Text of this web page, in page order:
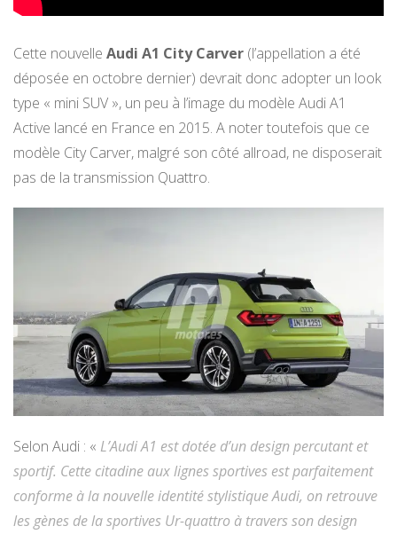
Cette nouvelle Audi A1 City Carver (l’appellation a été
déposée en octobre dernier) devrait donc adopter un look
type « mini SUV », un peu à l’image du modèle Audi A1
Active lancé en France en 2015. A noter toutefois que ce
modèle City Carver, malgré son côté allroad, ne disposerait
pas de la transmission Quattro.
Selon Audi : « L’Audi A1 est dotée d’un design percutant et
sportif. Cette citadine aux lignes sportives est parfaitement
conforme à la nouvelle identité stylistique Audi, on retrouve
les gènes de la sportives Ur-quattro à travers son design